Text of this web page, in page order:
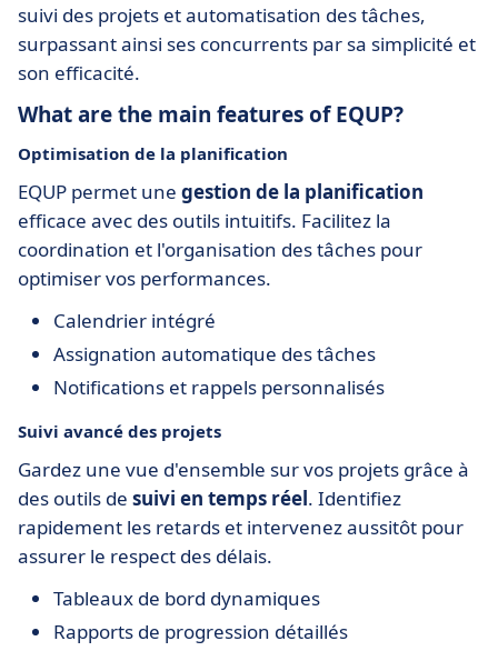
suivi des projets et automatisation des tâches,
surpassant ainsi ses concurrents par sa simplicité et
son efficacité.
What are the main features of EQUP?
Optimisation de la planification
EQUP permet une gestion de la planification
efficace avec des outils intuitifs. Facilitez la
coordination et l'organisation des tâches pour
optimiser vos performances.
Calendrier intégré
Assignation automatique des tâches
Notifications et rappels personnalisés
Suivi avancé des projets
Gardez une vue d'ensemble sur vos projets grâce à
des outils de suivi en temps réel. Identifiez
rapidement les retards et intervenez aussitôt pour
assurer le respect des délais.
Tableaux de bord dynamiques
Rapports de progression détaillés